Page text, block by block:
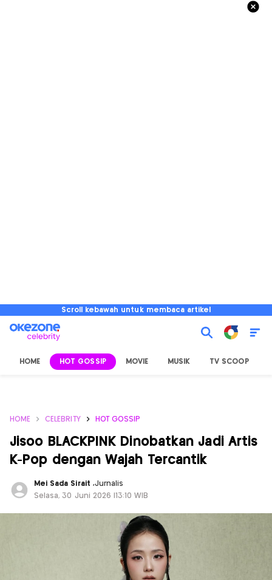
Scroll kebawah untuk membaca artikel
HOME HOT GOSSIP MOVIE MUSIK TV SCOOP
HOME CELEBRITY HOT GOSSIP
Jisoo BLACKPINK Dinobatkan Jadi Artis
K-Pop dengan Wajah Tercantik
Mei Sada Sirait ,Jurnalis
Selasa, 30 Juni 2026 |13:10 WIB